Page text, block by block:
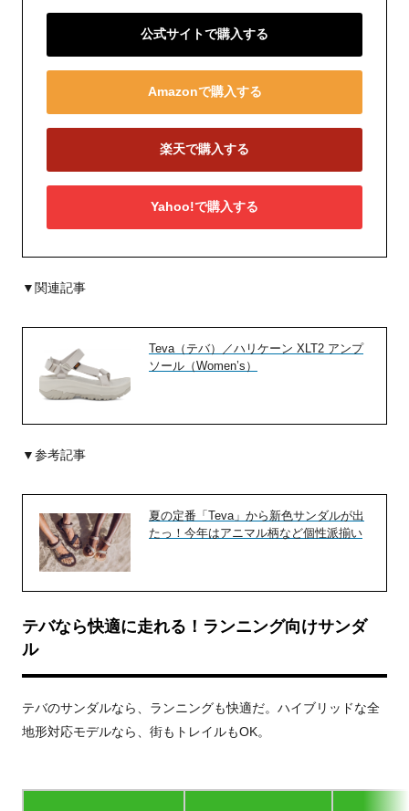
公式サイトで購入する
Amazonで購入する
楽天で購入する
Yahoo!で購入する
▼関連記事
Teva（テバ）／ハリケーン XLT2 アンプ
ソール（Women’s）
▼参考記事
夏の定番「Teva」から新色サンダルが出
たっ！今年はアニマル柄など個性派揃い
テバなら快適に走れる！ランニング向けサンダ
ル
テバのサンダルなら、ランニングも快適だ。ハイブリッドな全
地形対応モデルなら、街もトレイルもOK。